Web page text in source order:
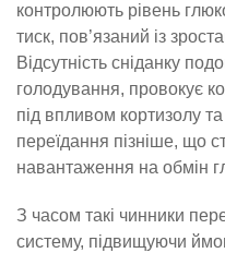
контролюють рівень
тиск, пов’язаний із
Відсутність сніданку
голодування, провокує
під впливом кортизолу
переїдання пізніше, що
навантаження на обмін
З часом такі чинники
систему, підвищуючи